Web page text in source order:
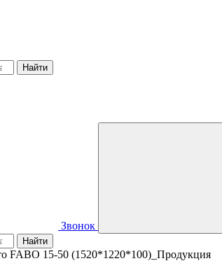
Звонок
FABO 15-50 (1520*1220*100)_Продукция